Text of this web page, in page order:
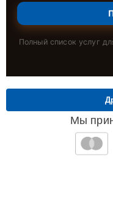
Полный список услуг
Мы